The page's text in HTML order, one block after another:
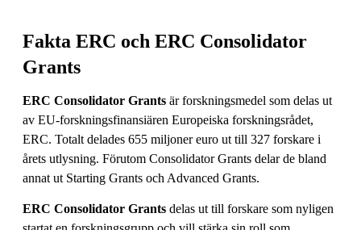
Fakta ERC och ERC Consolidator
Grants
ERC Consolidator Grants är forskningsmedel som delas ut
av EU-forskningsfinansiären Europeiska forskningsrådet,
ERC. Totalt delades 655 miljoner euro ut till 327 forskare i
årets utlysning. Förutom Consolidator Grants delar de bland
annat ut Starting Grants och Advanced Grants.
ERC Consolidator Grants delas ut till forskare som nyligen